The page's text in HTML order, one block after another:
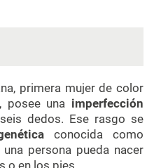
primera mujer de color
posee una imperfección
dedos. Ese rasgo se
conocida como
persona pueda nacer